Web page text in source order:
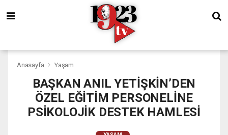
Anasayfa Yaşam
BAŞKAN ANIL YETİŞKİN’DEN
ÖZEL EĞİTİM PERSONELİNE
PSİKOLOJİK DESTEK HAMLESİ